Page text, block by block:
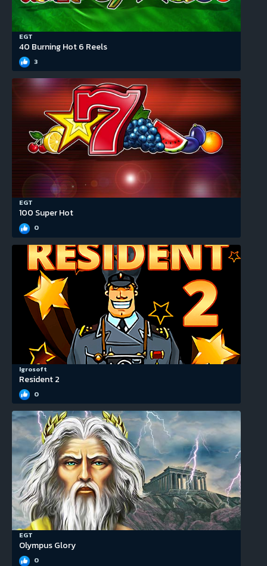
EGT
40 Burning Hot 6 Reels
3
EGT
100 Super Hot
0
Igrosoft
Resident 2
0
EGT
Olympus Glory
0